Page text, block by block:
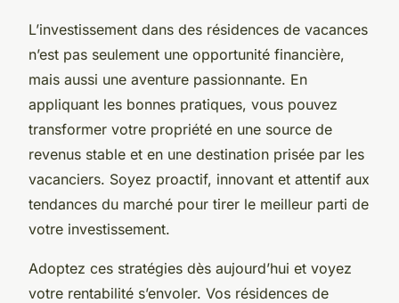
L’investissement dans des résidences de vacances
n’est pas seulement une opportunité financière,
mais aussi une aventure passionnante. En
appliquant les bonnes pratiques, vous pouvez
transformer votre propriété en une source de
revenus stable et en une destination prisée par les
vacanciers. Soyez proactif, innovant et attentif aux
tendances du marché pour tirer le meilleur parti de
votre investissement.
Adoptez ces stratégies dès aujourd’hui et voyez
votre rentabilité s’envoler. Vos résidences de